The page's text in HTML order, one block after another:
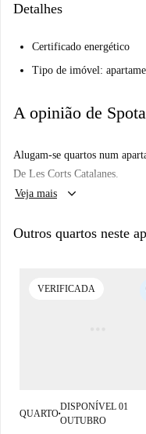
Detalhes
Certificado energético
Tipo de imóvel:
A opinião de
Alugam-se quartos num
De Les Corts Catalanes.
Veja mais
keyboard_arrow_down
Outros quartos neste
VERIFICADA
QUARTO■
DISPONÍVEL 01
OUTUBRO